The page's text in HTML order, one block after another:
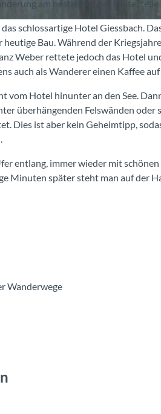
am besten bei der Haltestelle
schlossartige Hotel Giessbach.
heutige Bau. Während der
Weber rettete jedoch das Hotel
auch als Wanderer einen Kaffee
vom Hotel hinunter an den See.
überhängenden Felswänden
Dies ist aber kein Geheimtipp,
entlang, immer wieder mit
Minuten später steht man auf der
Wanderwege